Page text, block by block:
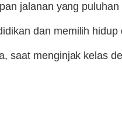
jalanan yang
dan memilih hidup
saat menginjak kelas